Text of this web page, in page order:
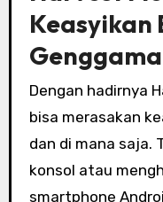
Keasyikan
Dengan hadirnya
bisa merasakan
dan di mana saja.
konsol atau
smartphone